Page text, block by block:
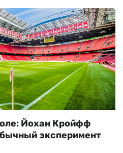
Йохан Кройфф
эксперимент